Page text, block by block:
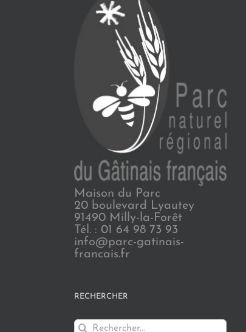
Maison du Parc
20 boulevard Lyautey
91490 Milly-la-Forêt
Tél. : 01 64 98 73 93
info@parc-gatinais-
francais.fr
RECHERCHER
Rechercher: